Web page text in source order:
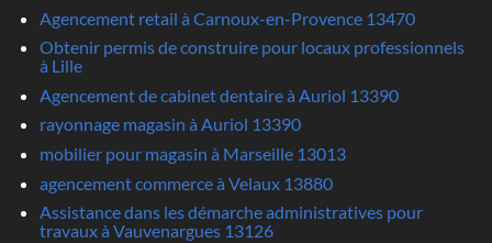
Agencement retail à Carnoux-en-Provence 13470
Obtenir permis de construire pour locaux professionnels
à Lille
Agencement de cabinet dentaire à Auriol 13390
rayonnage magasin à Auriol 13390
mobilier pour magasin à Marseille 13013
agencement commerce à Velaux 13880
Assistance dans les démarche administratives pour
travaux à Vauvenargues 13126